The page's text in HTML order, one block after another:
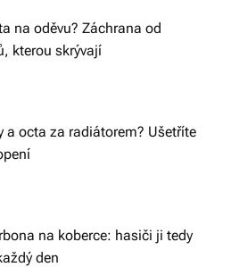
na oděvu? Záchrana od
kterou skrývají
a octa za radiátorem? Ušetříte
na koberce: hasiči ji tedy
den